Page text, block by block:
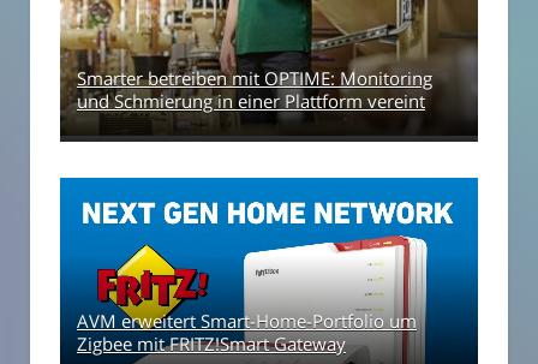
Smarter betreiben mit OPTIME: Monitoring
und Schmierung in einer Plattform vereint
AVM erweitert Smart-Home-Portfolio um
Zigbee mit FRITZ!Smart Gateway